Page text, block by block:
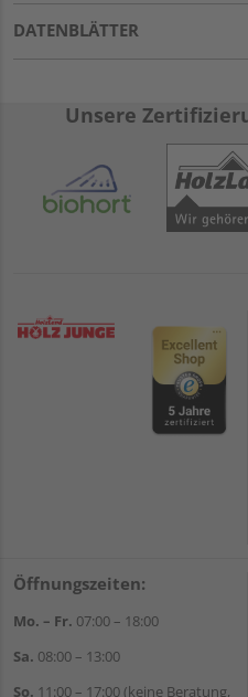
DATENBLÄTTER
Unsere
Öffnungszeiten:
Mo. – Fr. 07:00 – 18:00
Sa. 08:00 – 13:00
So. 11:00 – 17:00 (keine Beratung,